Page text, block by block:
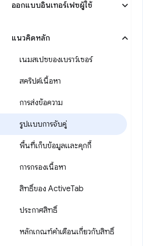
ออกแบบอินเทอร์เฟซผู้ใช้
แนวคิดหลัก
เนมสเปซของเบราว์เซอร์
สคริปต์เนื้อหา
การส่งข้อความ
รูปแบบการจับคู่
พื้นที่เก็บข้อมูลและคุกกี้
การกรองเนื้อหา
สิทธิ์ของ ActiveTab
ประกาศสิทธิ์
หลักเกณฑ์คำเตือนเกี่ยวกับสิทธิ์